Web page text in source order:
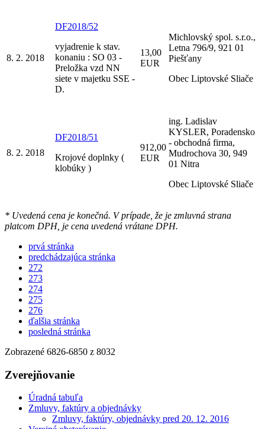
8. 2. 2018
DF2018/52
vyjadrenie k stav.
konaniu : SO 03 -
Preložka vzd NN
siete v majetku SSE -
D.
13,00
EUR
Michlovský spol. s.r.o.,
Letna 796/9, 921 01
Piešťany
Obec Liptovské Sliače
8. 2. 2018
DF2018/51
Krojové doplnky (
klobúky )
912,00
EUR
ing. Ladislav
KYSLER, Poradensko
- obchodná firma,
Mudrochova 30, 949
01 Nitra
Obec Liptovské Sliače
* Uvedená cena je konečná. V prípade, že je zmluvná strana
platcom DPH, je cena uvedená vrátane DPH.
prvá stránka
predchádzajúca stránka
272
273
274
275
276
ďalšia stránka
posledná stránka
Zobrazené 6826-6850 z 8032
Zverejňovanie
Úradná tabuľa
Zmluvy, faktúry a objednávky
Zmluvy, faktúry, objednávky pred 20. 12. 2016